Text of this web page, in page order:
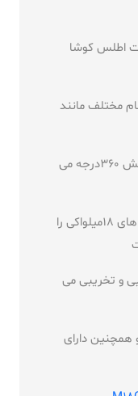
شرکت اطلس کوشا
مختلف مانند
این وسیله دارای دسته با توانایی چرخش 360درجه می
داشتن توانایی استفاده با تمام باتری های 18میلواکی را
و تخریبی می
همچنین دارای